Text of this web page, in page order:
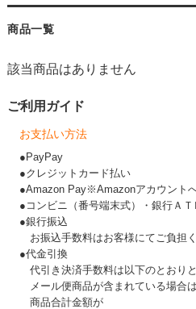
商品一覧
該当商品はありません
ご利用ガイド
お支払い方法
●PayPay
●クレジットカード払い
●Amazon Pay※Amazonアカウント
●コンビニ（番号端末式）・銀行Ａ
●銀行振込
お振込手数料はお客様にてご負担く
●代金引換
代引き決済手数料は以下のとおり
メール便商品が含まれている場合
商品合計金額が